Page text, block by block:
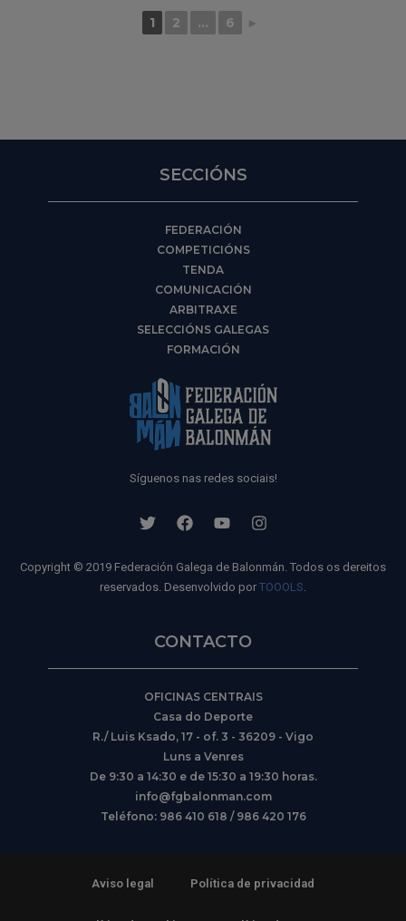
1 2 ... 6 ►
SECCIÓNS
FEDERACIÓN
COMPETICIÓNS
TENDA
COMUNICACIÓN
ARBITRAXE
SELECCIÓNS GALEGAS
FORMACIÓN
Síguenos nas redes sociais!
Copyright © 2019 Federación Galega de Balonmán. Todos os dereitos
reservados. Desenvolvido por TOOOLS
CONTACTO
OFICINAS CENTRAIS
Casa do Deporte
R./ Luis Ksado, 17 - of. 3 - 36209 - Vigo
Luns a Venres
De 9:30 a 14:30 e de 15:30 a 19:30 horas.
info@fgbalonman.com
Teléfono: 986 410 618 / 986 420 176
Aviso legal Política de privacidad